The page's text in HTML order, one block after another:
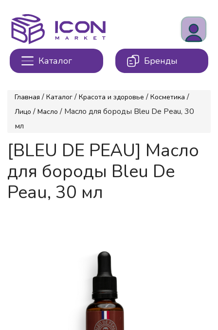
Каталог Бренды
Главная / Каталог / Красота и здоровье / Косметика /
Лицо / Масло / Масло для бороды Bleu De Peau, 30
мл
[BLEU DE PEAU] Масло
для бороды Bleu De
Peau, 30 мл